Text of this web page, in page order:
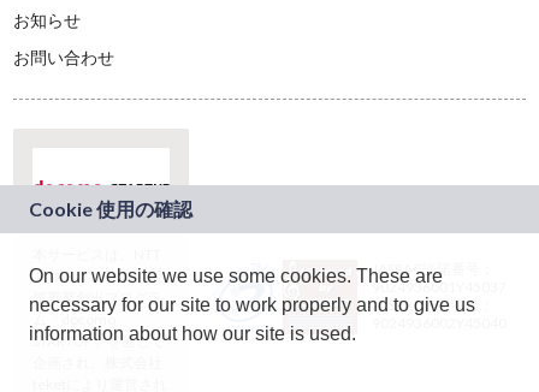
お知らせ
お問い合わせ
ドコモグループの新
規事業創出プログラ
ム「docomo
STARTUP」を通じて
JASRAC許諾番号：
9024936001Y45037
JASRAC許諾番号：
On our website we use some cookies. These are
necessary for our site to work properly and to give us
information about how our site is used.